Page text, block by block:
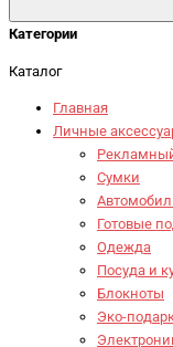
Категории
Каталог
Главная
Личные
Сумки
Готовые
Одежда
Посуда и
Блокноты
Эко-